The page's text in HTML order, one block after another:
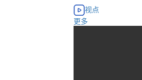
视点
更多